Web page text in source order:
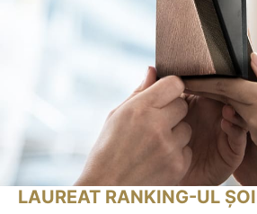
LAUREAT RANKING-UL